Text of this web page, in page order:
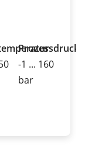
Prozessdruck
-1 ... 160
bar